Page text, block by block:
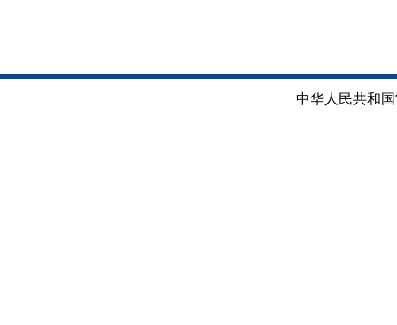
中华人民共和